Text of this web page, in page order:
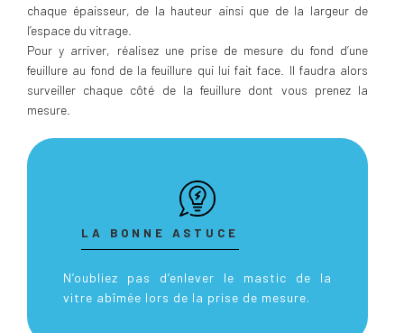
chaque épaisseur, de la hauteur ainsi que de la largeur de
l’espace du vitrage.
Pour y arriver, réalisez une prise de mesure du fond d’une
feuillure au fond de la feuillure qui lui fait face. Il faudra alors
surveiller chaque côté de la feuillure dont vous prenez la
mesure.
LA BONNE ASTUCE
N’oubliez pas d’enlever le mastic de la
vitre abîmée lors de la prise de mesure.